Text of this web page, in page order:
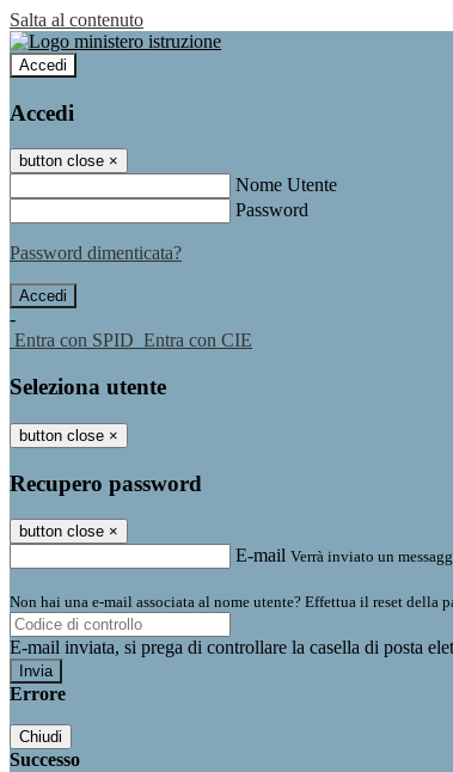
Salta al contenuto
Accedi
Accedi
button close ×
Nome Utente
Password
Password dimenticata?
-
Entra con SPID Entra con CIE
Seleziona utente
button close ×
Recupero password
button close ×
E-mail Verrà inviato un
Non hai una e-mail associata al nome utente? Effettua il reset della
E-mail inviata, si prega di controllare la casella di posta
Errore
Chiudi
Successo